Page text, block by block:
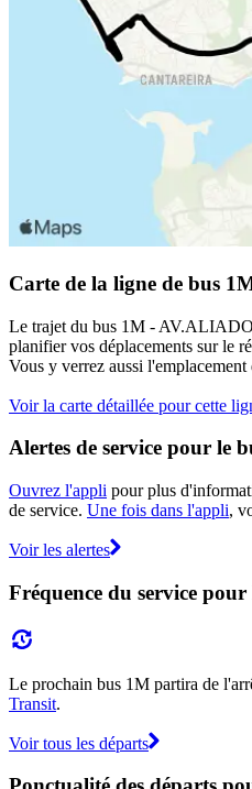
Carte de la ligne de bus
Le trajet du bus 1M -
planifier vos déplacements sur le
Vous y verrez aussi
Voir la carte détaillée pour cette
Alertes de service pour le
Ouvrez l'appli pour plus
de service. Une fois dans l'appli,
Voir les alertes
Fréquence du service
Le prochain bus 1M partira de
Transit.
Voir tous les départs